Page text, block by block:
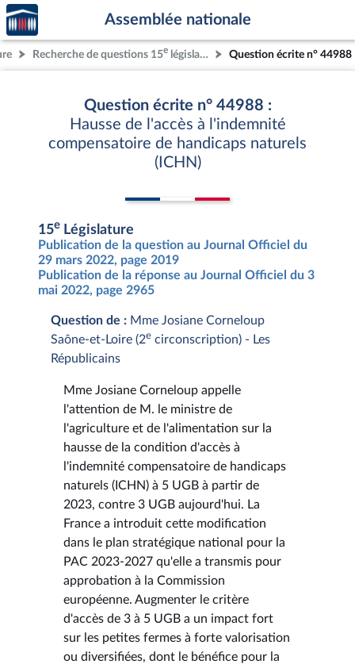
Aller au contenu
Aller en bas de la page
Accèder
à la
page
d'accueil
Assemblée nationale
Recherche de questions 15e législature Question écrite n° 44988
Question écrite n° 44988 :
Hausse de l'accès à l'indemnité
compensatoire de handicaps naturels
(ICHN)
15e Législature
Publication de la question au Journal Officiel du
29 mars 2022, page 2019
Publication de la réponse au Journal Officiel du 3
mai 2022, page 2965
Question de : Mme Josiane Corneloup
Saône-et-Loire (2e circonscription) - Les
Républicains
Mme Josiane Corneloup appelle
l'attention de M. le ministre de
l'agriculture et de l'alimentation sur la
hausse de la condition d'accès à
l'indemnité compensatoire de handicaps
naturels (ICHN) à 5 UGB à partir de
2023, contre 3 UGB aujourd'hui. La
France a introduit cette modification
dans le plan stratégique national pour la
PAC 2023-2027 qu'elle a transmis pour
approbation à la Commission
européenne. Augmenter le critère
d'accès de 3 à 5 UGB a un impact fort
sur les petites fermes à forte valorisation
ou diversifiées, dont le bénéfice pour la